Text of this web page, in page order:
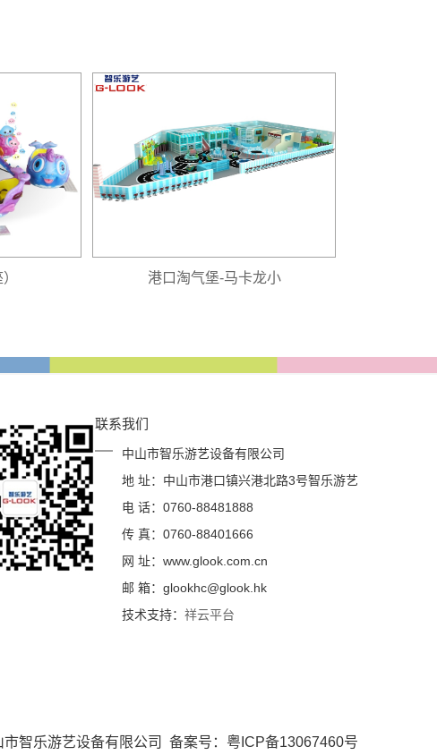
港口淘气堡-马卡龙小
联系我们
中山市智乐游艺设备有限公司
地 址：中山市港口镇兴港北路3号智乐游艺
电 话：0760-88481888
传 真：0760-88401666
网 址：www.glook.com.cn
邮 箱：glookhc@glook.hk
技术支持： 祥云平台
智乐游艺设备有限公司 备案号： 粤ICP备13067460号